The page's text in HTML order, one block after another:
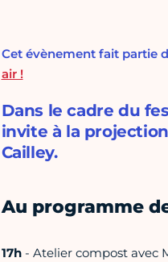
Cet évènement fait partie
air !
Dans le cadre du
invite à la
Cailley.
Au programme
17h- Atelier compost avec